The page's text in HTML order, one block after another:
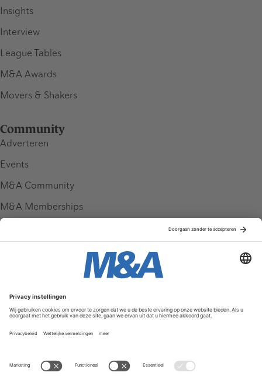
Insights
Interview
League Tables
M&A Awards
Movers & Shakers
Community
Adverteren
Events
M&A Community
M&A Memberships
Service & Contact
Contact
FAQ
Werken bij ons